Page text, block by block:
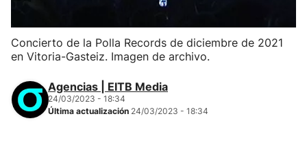
Concierto de la Polla Records de diciembre de 2021
en Vitoria-Gasteiz. Imagen de archivo.
Agencias | EITB Media
24/03/2023 - 18:34
Última actualización 24/03/2023 - 18:34